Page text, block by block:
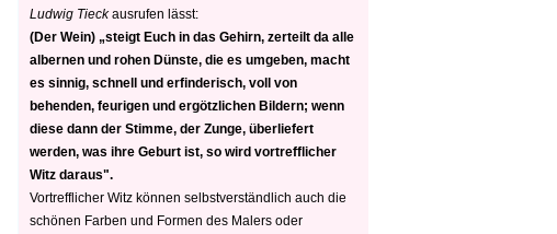
Ludwig Tieckausrufen lässt:
(Der Wein) „steigt Euch in das Gehirn, zerteilt da alle
albernen und rohen Dünste, die es umgeben, macht
es sinnig, schnell und erfinderisch, voll von
behenden, feurigen und ergötzlichen Bildern; wenn
diese dann der Stimme, der Zunge, überliefert
werden, was ihre Geburt ist, so wird vortrefflicher
Witz daraus".
Vortrefflicher Witz können selbstverständlich auch die
schönen Farben und Formen des Malers oder